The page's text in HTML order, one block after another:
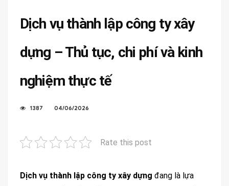
Dịch vụ thành lập công ty xây
dựng – Thủ tục, chi phí và kinh
nghiệm thực tế
1387 04/06/2026
Rate this post
Dịch vụ thành lập công ty xây dựng đang là lựa